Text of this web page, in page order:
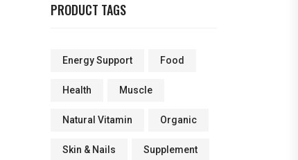
PRODUCT TAGS
Energy Support Food
Health Muscle
Natural Vitamin Organic
Skin & Nails Supplement